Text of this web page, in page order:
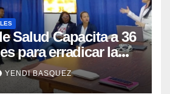
Salud Capacita a 36
para erradicar la
en Yaracuy
YENDI BASQUEZ